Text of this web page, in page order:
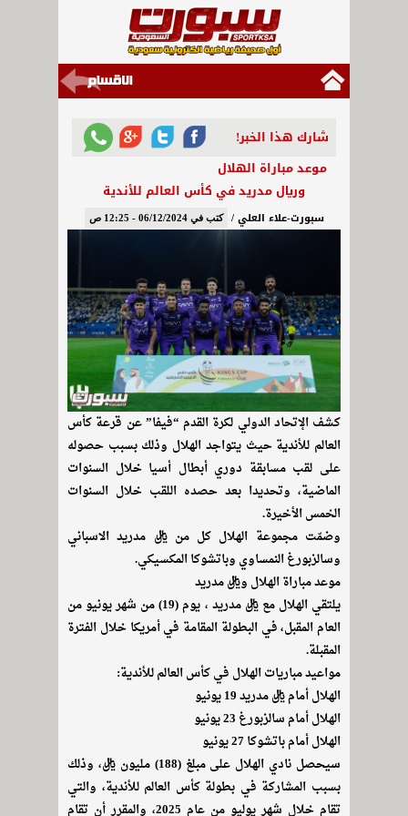
شارك هذا الخبر!
موعد مباراة الهلال
وريال مدريد في كأس العالم للأندية
سبورت-علاء العلي / كتب في 06/12/2024 - 12:25 ص
كشف الإتحاد الدولي لكرة القدم “فيفا” عن قرعة كأس
العالم للأندية حيث يتواجد الهلال وذلك بسبب حصوله
على لقب مسابقة دوري أبطال أسيا خلال السنوات
الماضية، وتحديدا بعد حصده اللقب خلال السنوات
الخمس الأخيرة.
وضمّت مجموعة الهلال كل من ريال مدريد الاسباني
وسالزبورغ النمساوي وباتشوكا المكسيكي.
موعد مباراة الهلال وريال مدريد
يلتقي الهلال مع ريال مدريد ، يوم (19) من شهر يونيو من
العام المقبل، في البطولة المقامة في أمريكا خلال الفترة
المقبلة.
مواعيد مباريات الهلال في كأس العالم للأندية:
الهلال أمام ريال مدريد 19 يونيو
الهلال أمام سالزبورغ 23 يونيو
الهلال أمام باتشوكا 27 يونيو
سيحصل نادي الهلال على مبلغ (188) مليون ريال، وذلك
بسبب المشاركة في بطولة كأس العالم للأندية، والتي
تقام خلال شهر يوليو من عام 2025، والمقرر أن تقام